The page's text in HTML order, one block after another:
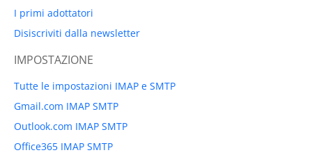
I primi adottatori
Disiscriviti dalla newsletter
IMPOSTAZIONE
Tutte le impostazioni IMAP e SMTP
Gmail.com IMAP SMTP
Outlook.com IMAP SMTP
Office365 IMAP SMTP